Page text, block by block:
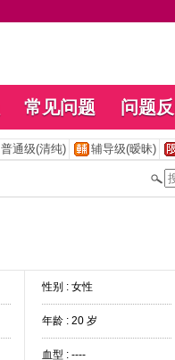
常见问题 问题
普通级(清纯) 辅导级(暧昧)
性别 : 女性
年龄 : 20 岁
血型 : ----